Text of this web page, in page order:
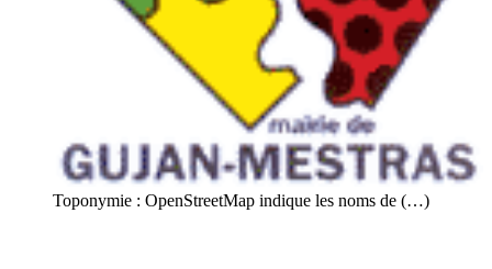
Toponymie : OpenStreetMap indique les noms de (…)